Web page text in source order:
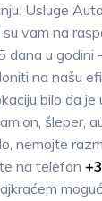
Usluge
su vam na
dana u godini
na našu
bilo da je
šleper,
nemojte
na telefon